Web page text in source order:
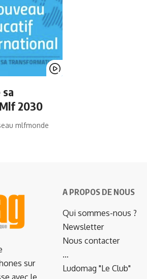
2030
mlfmonde
sur
avec le
A PROPOS DE NOUS
Qui sommes-nous ?
Newsletter
Nous contacter
…
Ludomag "Le Club"